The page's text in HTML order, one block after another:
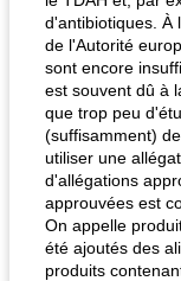
d'antibiotiques. À
de l'Autorité
sont encore
est souvent dû à
que trop peu
(suffisamment)
utiliser une
d'allégations
approuvées est
On appelle
été ajoutés des
produits